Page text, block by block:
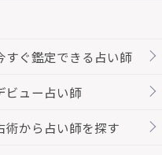
すぐ鑑定できる占い師
ビュー占い師
術から占い師を探す